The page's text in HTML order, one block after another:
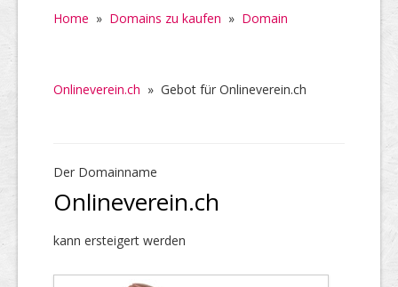
Home » Domains zu kaufen » Domain
Onlineverein.ch » Gebot für Onlineverein.ch
Der Domainname
Onlineverein.ch
kann ersteigert werden